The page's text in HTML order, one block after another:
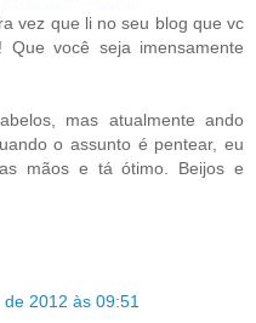
vez que li no seu blog que vc
Que você seja imensamente
mas atualmente ando
o assunto é pentear, eu
mãos e tá ótimo. Beijos e
2012 às 09:51